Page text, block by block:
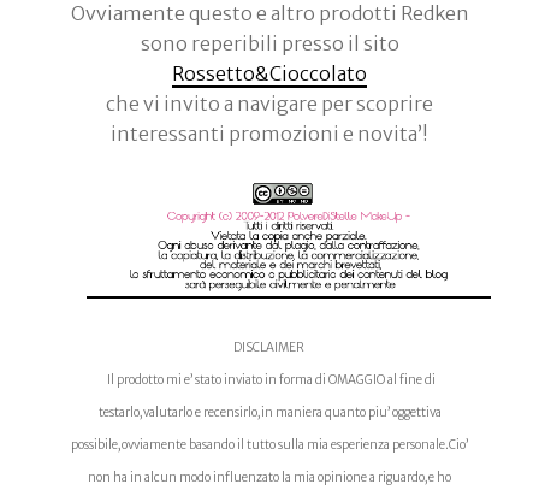
Ovviamente questo e altro prodotti Redken
sono reperibili presso il sito
Rossetto&Cioccolato
che vi invito a navigare per scoprire
interessanti promozioni e novita’!
DISCLAIMER
Il prodotto mi e’ stato inviato in forma di OMAGGIO al fine di
testarlo,valutarlo e recensirlo,in maniera quanto piu’ oggettiva
possibile,ovviamente basando il tutto sulla mia esperienza personale.Cio’
non ha in alcun modo influenzato la mia opinione a riguardo,e ho